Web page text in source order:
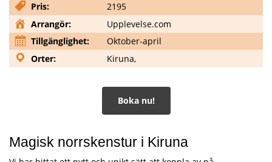
Pris:
2195
Arrangör:
Upplevelse.com
Tillgänglighet:
Oktober-april
Orter:
Kiruna,
Boka nu!
Magisk norrskenstur i Kiruna